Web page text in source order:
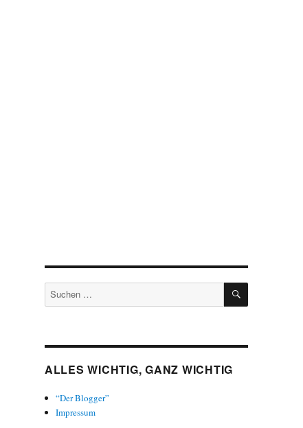
Suchen
nach:
SUCHEN
ALLES WICHTIG, GANZ WICHTIG
“Der Blogger”
Impressum